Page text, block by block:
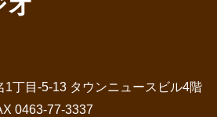
1丁目-5-13 タウンニュースビル4階
0463-77-3337